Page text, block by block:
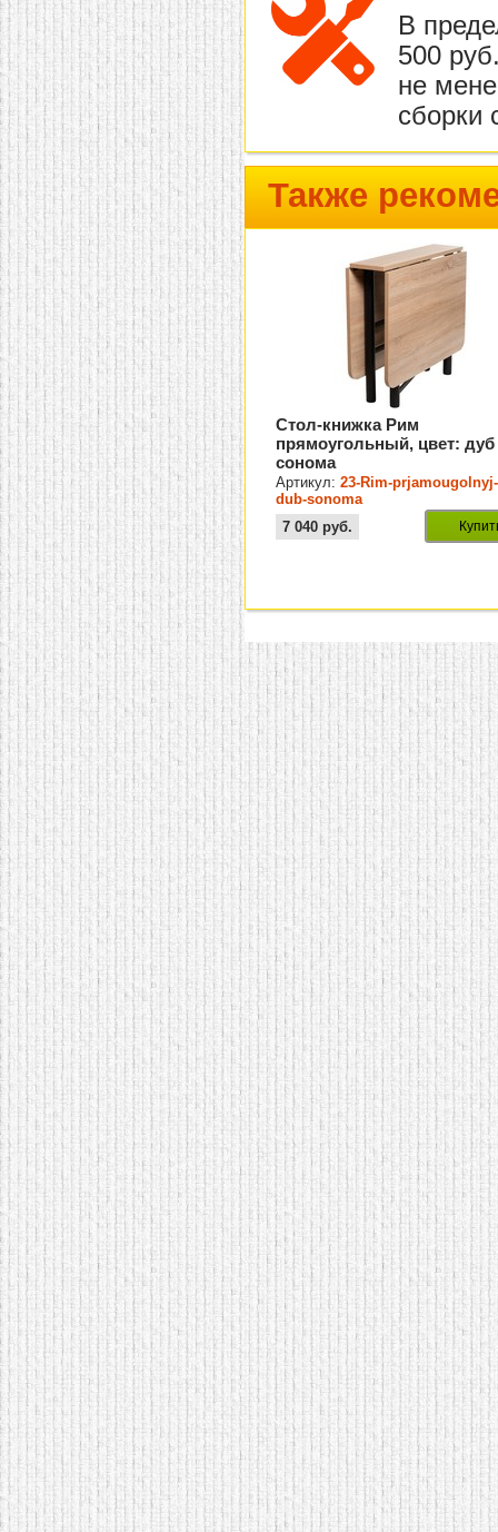
В
500
не
сборки
Также
Стол-книжка Рим
прямоугольный, цвет: дуб
сонома
Артикул:23-Rim-
dub-sonoma
7 040 руб.